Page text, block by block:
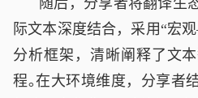
随后，分享者将翻译生
际文本深度结合，采用 “宏
分析框架，清晰阐释了文
程｡在大环境维度，分享者